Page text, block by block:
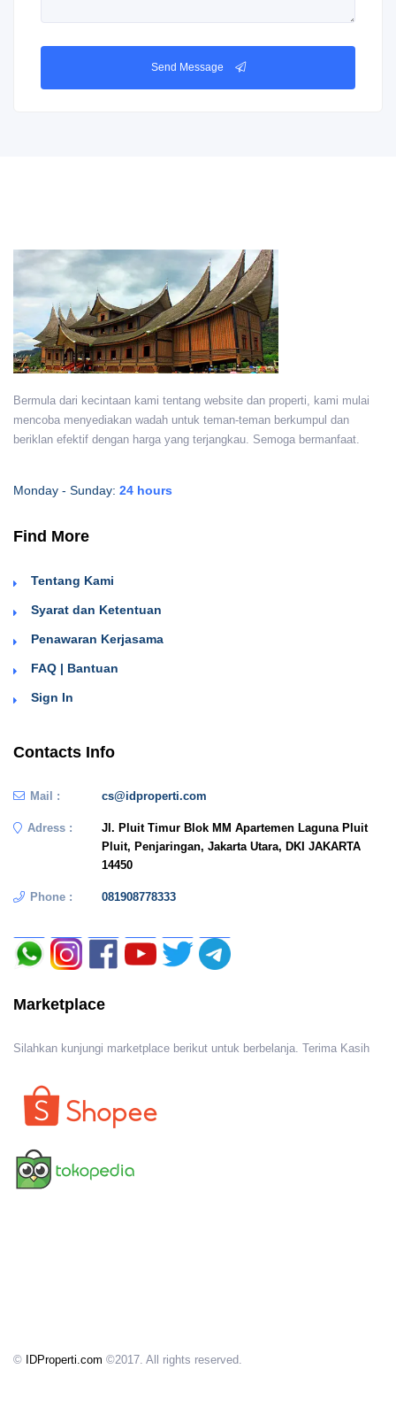
Send Message
Bermula dari kecintaan kami tentang website dan properti, kami mulai
mencoba menyediakan wadah untuk teman-teman berkumpul dan
beriklan efektif dengan harga yang terjangkau. Semoga bermanfaat.
Monday - Sunday: 24 hours
Find More
Tentang Kami
Syarat dan Ketentuan
Penawaran Kerjasama
FAQ | Bantuan
Sign In
Contacts Info
Mail : cs@idproperti.com
Adress :
Jl. Pluit Timur Blok MM Apartemen Laguna Pluit
Pluit, Penjaringan, Jakarta Utara, DKI JAKARTA
14450
Phone : 081908778333
Marketplace
Silahkan kunjungi marketplace berikut untuk berbelanja. Terima Kasih
© IDProperti.com ©2017. All rights reserved.